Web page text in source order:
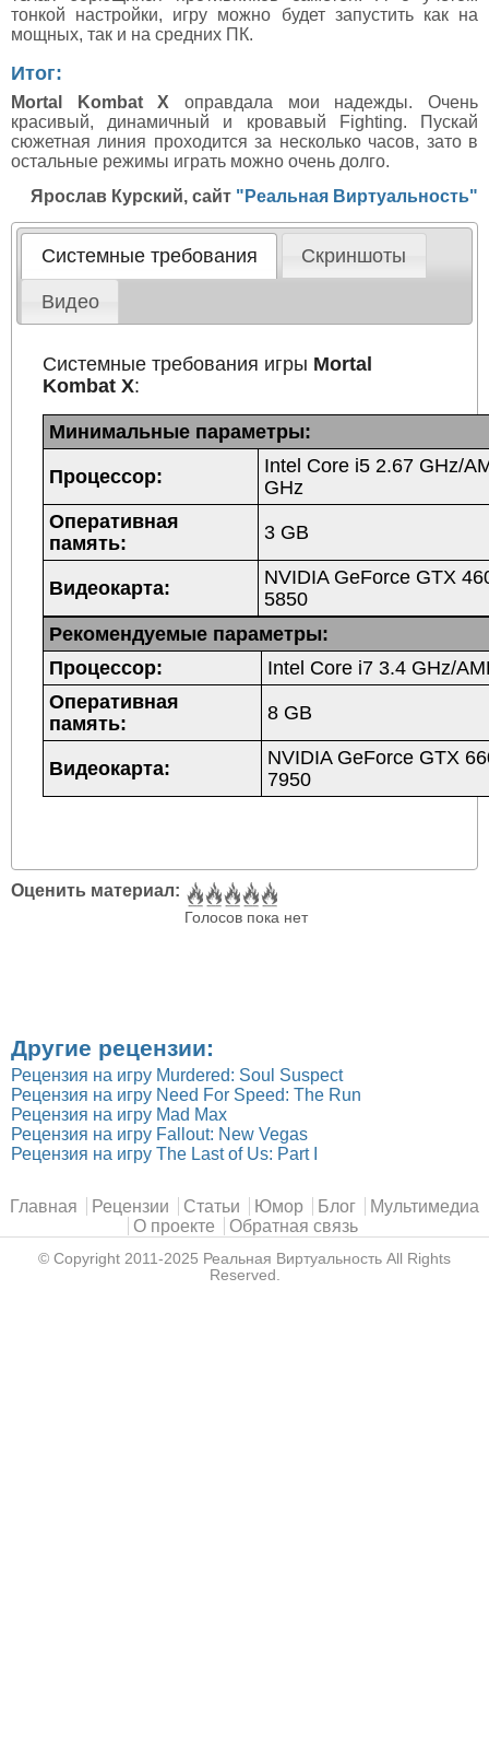
тонкой настройки, игру можно будет запустить как на
мощных, так и на средних ПК.
Итог:
Mortal Kombat X оправдала мои надежды. Очень
красивый, динамичный и кровавый Fighting. Пускай
сюжетная линия проходится за несколько часов, зато в
остальные режимы играть можно очень долго.
Ярослав Курский, сайт "Реальная Виртуальность"
Системные требования Скриншоты
Видео
Системные требования игры Mortal
Kombat X:
Минимальные параметры:
Процессор:
Intel Core i5 2.67 GHz/
GHz
Оперативная
память:
3 GB
Видеокарта:
NVIDIA GeForce GTX
5850
Рекомендуемые параметры:
Процессор:
Intel Core i7 3.4 GHz/
Оперативная
память:
8 GB
Видеокарта:
NVIDIA GeForce GTX
7950
Оценить материал:
Голосов пока нет
Другие рецензии:
Рецензия на игру Murdered: Soul Suspect
Рецензия на игру Need For Speed: The Run
Рецензия на игру Mad Max
Рецензия на игру Fallout: New Vegas
Рецензия на игру The Last of Us: Part I
Главное меню
Главная Рецензии Статьи Юмор Блог
Мультимедиа
О проекте
Обратная связь
© Copyright 2011-2025 Реальная Виртуальность All Rights
Reserved.